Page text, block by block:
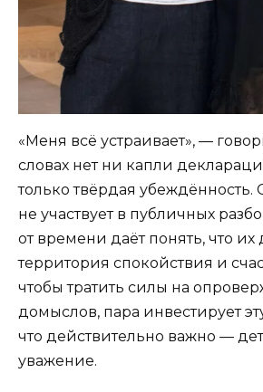
«Меня всё устраивает», —
словах нет ни капли
только твёрдая убеждённость.
не участвует в публичных
от времени даёт понять, что
территория спокойствия и
чтобы тратить силы на
домыслов, пара инвестирует
что действительно важно —
уважение.